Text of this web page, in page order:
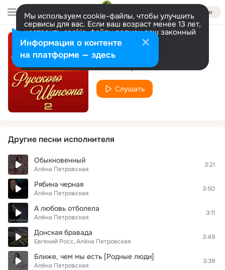
Войти
Мы используем cookie-файлы, чтобы улучшить
сервисы для вас. Если ваш возраст менее 13 лет,
настроить cookie-файлы должен ваш законный
представитель. Больше информации
Разрешить все Настроить
Душа моя
Алёна Петровская
Слушать
Другие песни исполнителя
Обыкновенный
Алёна Петровская
3:21
Рябина черная
Алёна Петровская
3:50
А любовь отболела
Алёна Петровская
3:11
Донская бравада
Евгений Росс Алёна Петровская
3:49
Ближе, чем мы есть [Родные люди]
Алёна Петровская
3:39
Информация о контенте
на платформе — здесь